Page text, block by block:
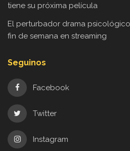
tiene su próxima película
El perturbador drama
fin de semana en streaming
Seguinos
Facebook
Twitter
Instagram